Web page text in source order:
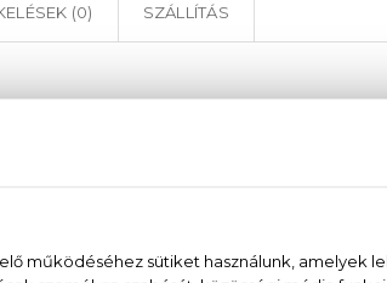
(0) SZÁLLÍTÁS
Solar Lavender Eau De
fásan fűszeres illat a választékos
szoláris találkozását tárja elénk.
A
arcát. Az alapban cédrusfa akkord